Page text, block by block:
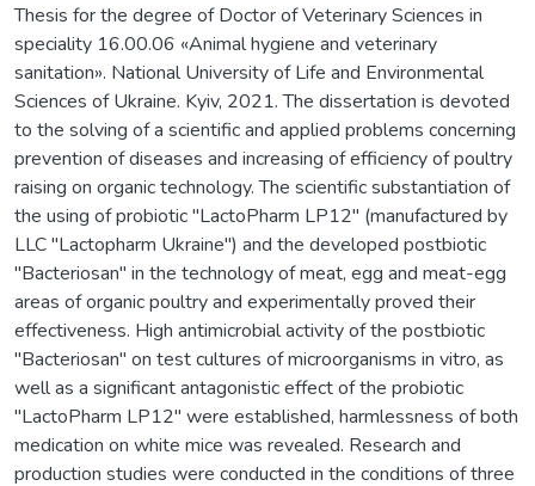
Thesis for the degree of Doctor of Veterinary Sciences in
speciality 16.00.06 «Animal hygiene and veterinary
sanitation». National University of Life and Environmental
Sciences of Ukraine. Kyiv, 2021. The dissertation is devoted
to the solving of a scientific and applied problems concerning
prevention of diseases and increasing of efficiency of poultry
raising on organic technology. The scientific substantiation of
the using of probiotic "LactoPharm LP12" (manufactured by
LLC "Lactopharm Ukraine") and the developed postbiotic
"Bacteriosan" in the technology of meat, egg and meat-egg
areas of organic poultry and experimentally proved their
effectiveness. High antimicrobial activity of the postbiotic
"Bacteriosan" on test cultures of microorganisms in vitro, as
well as a significant antagonistic effect of the probiotic
"LactoPharm LP12" were established, harmlessness of both
medication on white mice was revealed. Research and
production studies were conducted in the conditions of three